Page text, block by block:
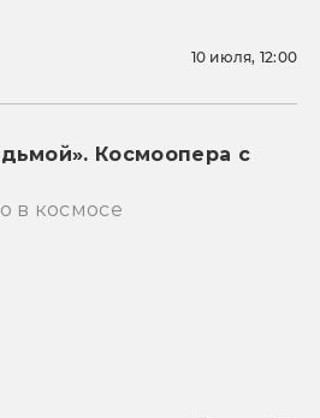
10 июля, 12:00
Космоопера с
в космосе